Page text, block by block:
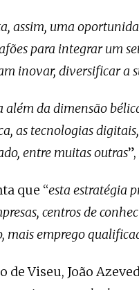
assim, uma
para integrar um
inovar, diversificar
além da dimensão
as tecnologias
entre muitas outras
que “esta estratégia
centros de
mais emprego
Viseu, João